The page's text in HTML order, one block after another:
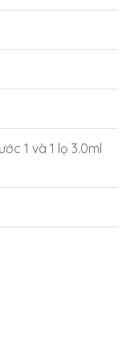
1 và 1 lọ 3.0ml